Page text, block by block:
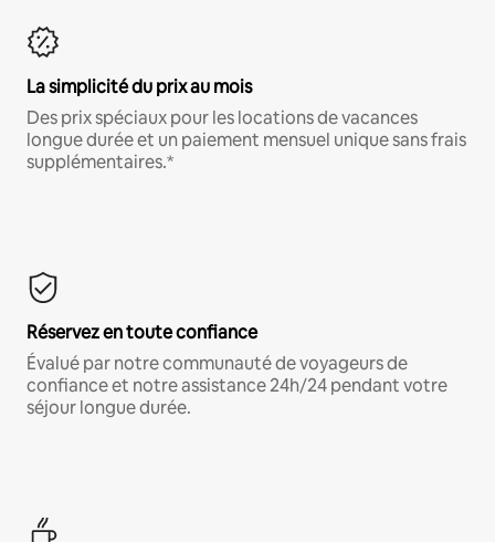
La simplicité du prix au mois
Des prix spéciaux pour les locations de vacances
longue durée et un paiement mensuel unique sans frais
supplémentaires.*
Réservez en toute confiance
Évalué par notre communauté de voyageurs de
confiance et notre assistance 24h/24 pendant votre
séjour longue durée.